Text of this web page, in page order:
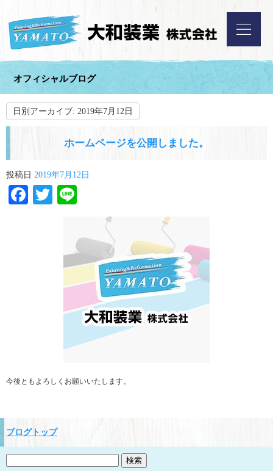
オフィシャルブログ
日別アーカイブ: 2019年7月12日
ホームページを公開しました。
投稿日 2019年7月12日
Facebook
Twitter
今後ともよろしくお願いいたします。
ブログトップ